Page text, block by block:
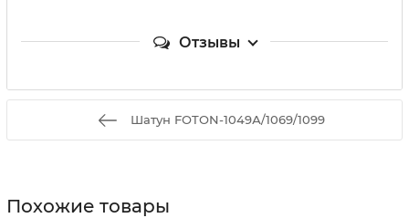
Отзывы
Шатун FOTON-1049А/1069/1099
Похожие товары